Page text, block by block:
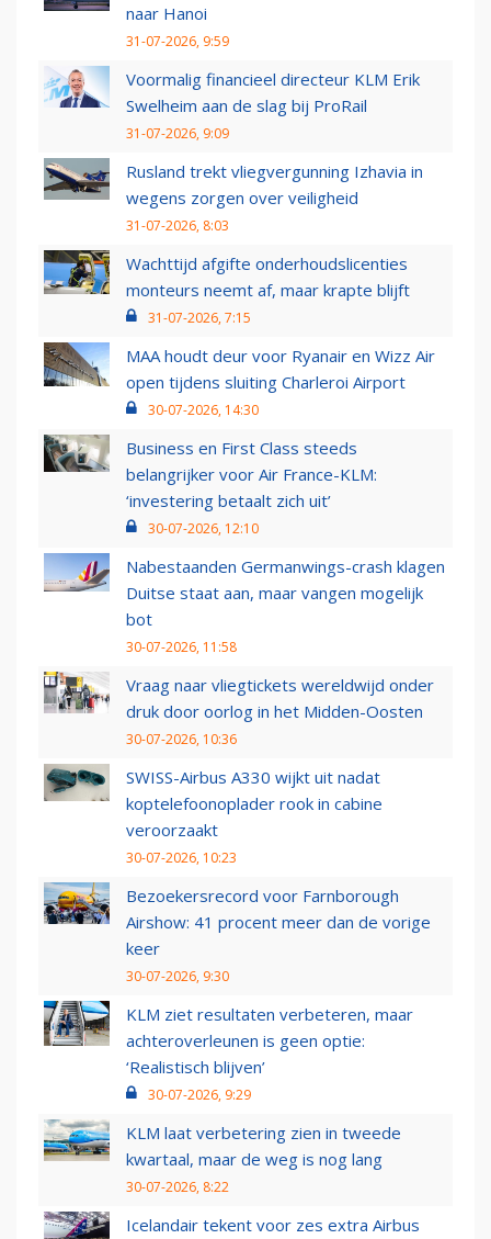
naar Hanoi
31-07-2026, 9:59
Voormalig financieel directeur KLM Erik
Swelheim aan de slag bij ProRail
31-07-2026, 9:09
Rusland trekt vliegvergunning Izhavia in
wegens zorgen over veiligheid
31-07-2026, 8:03
Wachttijd afgifte onderhoudslicenties
monteurs neemt af, maar krapte blijft
31-07-2026, 7:15
MAA houdt deur voor Ryanair en Wizz Air
open tijdens sluiting Charleroi Airport
30-07-2026, 14:30
Business en First Class steeds
belangrijker voor Air France-KLM:
‘investering betaalt zich uit’
30-07-2026, 12:10
Nabestaanden Germanwings-crash klagen
Duitse staat aan, maar vangen mogelijk
bot
30-07-2026, 11:58
Vraag naar vliegtickets wereldwijd onder
druk door oorlog in het Midden-Oosten
30-07-2026, 10:36
SWISS-Airbus A330 wijkt uit nadat
koptelefoonoplader rook in cabine
veroorzaakt
30-07-2026, 10:23
Bezoekersrecord voor Farnborough
Airshow: 41 procent meer dan de vorige
keer
30-07-2026, 9:30
KLM ziet resultaten verbeteren, maar
achteroverleunen is geen optie:
‘Realistisch blijven’
30-07-2026, 9:29
KLM laat verbetering zien in tweede
kwartaal, maar de weg is nog lang
30-07-2026, 8:22
Icelandair tekent voor zes extra Airbus